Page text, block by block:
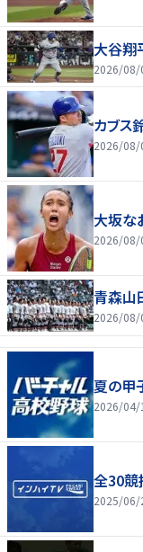
大谷翔
2026/08/
カブス
2026/08/
大坂な
2026/08/
青森山
2026/08/
夏の甲
2026/04/
全30競
2025/06/